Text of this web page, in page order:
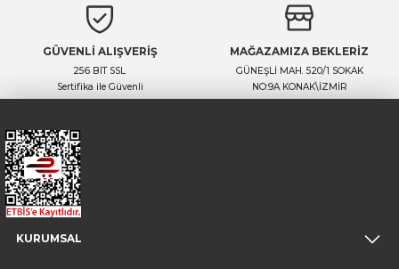
GÜVENLİ ALIŞVERİŞ
256 BIT SSL
Sertifika ile Güvenli
MAĞAZAMIZA BEKLERİZ
GÜNEŞLİ MAH. 520/1 SOKAK
NO:9A KONAK\İZMİR
KURUMSAL